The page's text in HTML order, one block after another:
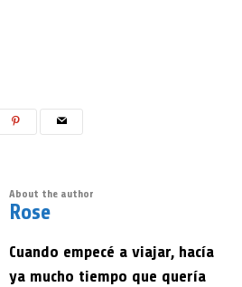
About the author
Rose
Cuando empecé a viajar, hacía
ya mucho tiempo que quería